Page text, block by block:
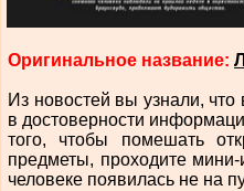
Оригинальное название:
Из новостей вы узнали,
в достоверности
того, чтобы помешать
предметы, проходите
человеке появилась не на